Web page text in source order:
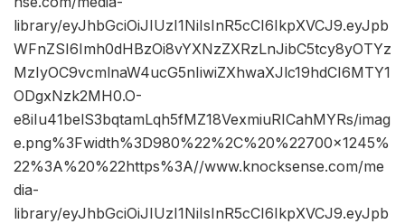
library/eyJhbGciOiJIUzI1NiIsInR5cCI6IkpXVCJ9.eyJpb
WFnZSI6Imh0dHBzOi8vYXNzZXRzLnJibC5tcy8yOTYz
MzIyOC9vcmlnaW4ucG5nIiwiZXhwaXJlc19hdCI6MTY1
ODgxNzk2MH0.O-
e8iIu41belS3bqtamLqh5fMZ18VexmiuRICahMYRs/imag
e.png%3Fwidth%3D980%22%2C%20%22700×1245%
22%3A%20%22https%3A//www.knocksense.com/me
dia-
library/eyJhbGciOiJIUzI1NiIsInR5cCI6IkpXVCJ9.eyJpb